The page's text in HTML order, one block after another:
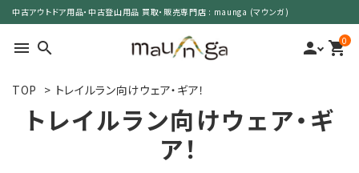
中古アウトドア用品・中古登山用品 買取・販売専門店 : maunga (マウンガ)
menu search person 0
shopping_cart
TOP > トレイルラン向けウェア・ギア！
トレイルラン向けウェア・ギ
ア！